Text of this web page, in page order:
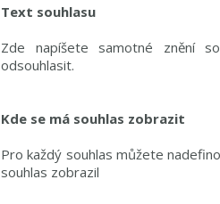
Text souhlasu
Zde napíšete samotné znění
odsouhlasit.
Kde se má souhlas zobrazit
Pro každý souhlas můžete
souhlas zobrazil